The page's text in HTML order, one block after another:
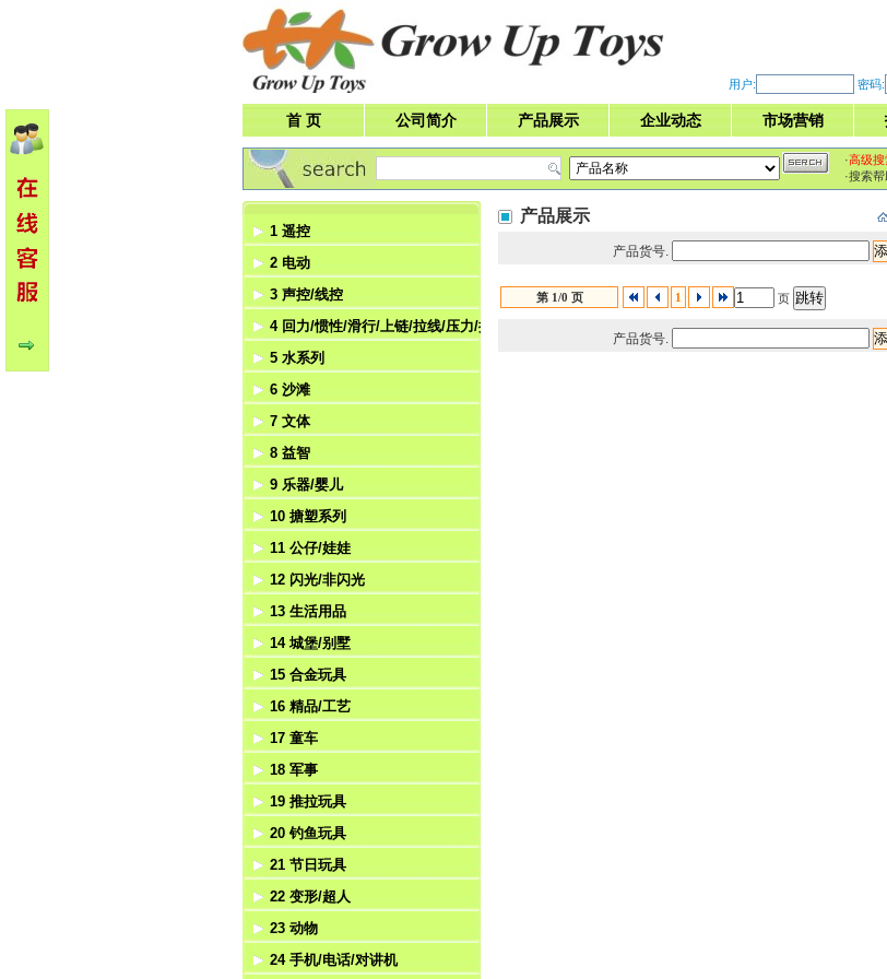
用户: 密码:
首 页 公司简介 产品展示 企业动态 市场营销
·高级搜
·搜索帮
1 遥控
遥控车
遥控飞机
遥控船
遥控飞碟
遥控机器人
2 电动
电动飞机
电动船
电动机器人
电动车
3 声控/线控
声控
线控
4 回力/惯性/滑行/上链/拉线/压力/挺力
回力
惯性
滑行
上链
拉线
压力
挺力
5 水系列
水枪
水机
泡泡玩具
6 沙滩
沙滩7 文体
体育
文具
游戏
弹射
匙扣吊饰
风扇
赌具
风筝/气球
风车
相机
帐篷
望远镜
游泳镜
8 益智
积木
拼图魔方
学习机
棋类
自装
魔术玩具
迷宫
其它益智
9 乐器/婴儿
乐器
婴儿
手拍
哨子
10 搪塑系列
搪塑系列
11 公仔/娃娃
不倒翁
毛绒玩具
公仔
太阳能公仔
12 闪光/非闪光
陀螺
悠悠球
闪光棒/魔术棒
闪光刀剑
电动枪/八音枪
夜光系列
火石枪/打鼓枪
13 生活用品
医具
工具
餐具/厨具
家具
茶具
水果套
化妆品
饰品
洁具
14 城堡/别墅
城堡
别墅
游乐园
狂野大战系列
十字军系列
动物乐园系列
其它系列套装
15 合金玩具
合金回力
合金惯性
合金滑行
合金电动
合金遥控
16 精品/工艺
相架/相框
时钟
台灯
手表
工艺
香水座/香座
音乐盒
精品
17 童车
电动童车
遥控童车
脚踏车
18 军事
工程套
武器/刀剑
警察套
军人
消防套
海盗
19 推拉玩具
推拉玩具
20 钓鱼玩具
钓鱼
电动钓鱼
上链钓鱼
21 节日玩具
圣诞节
万圣节（鬼节）
面具
22 变形/超人
变形机器人
其它超人系列
23 动物
非电动动物
24 手机/电话/对讲机
产品展示
产品货号.
第 1/0 页 1 页
产品货号.